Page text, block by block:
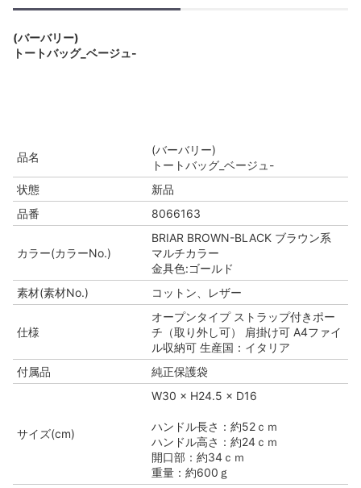
(バーバリー)
トートバッグ_ベージュ-
品名
(バーバリー)
トートバッグ_ベージュ-
状態
新品
品番
8066163
カラー(カラーNo.)
BRIAR BROWN-BLACK ブラウン系
マルチカラー
金具色:ゴールド
素材(素材No.)
コットン、レザー
仕様
オープンタイプ ストラップ付きポー
チ（取り外し可） 肩掛け可 A4ファイ
ル収納可 生産国：イタリア
付属品
純正保護袋
サイズ(cm)
W30 × H24.5 × D16
ハンドル長さ：約52ｃｍ
ハンドル高さ：約24ｃｍ
開口部：約34ｃｍ
重量：約600ｇ